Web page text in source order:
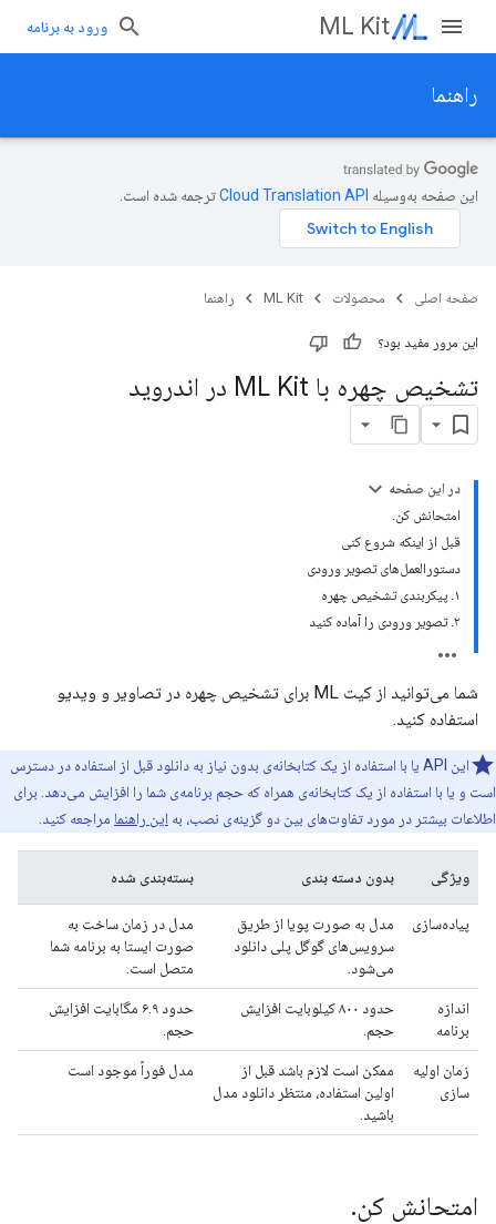
ML Kit ورود به برنامه
راهنما
این صفحه به‌وسیله ترجمه شده است.
صفحه اصلی محصولات ML Kit راهنما
این مرور مفید بود؟
تشخیص چهره با ML Kit در اندروید
در این صفحه
امتحانش کن.
قبل از اینکه شروع کنی
دستورالعمل‌های تصویر ورودی
۱. پیکربندی تشخیص چهره
۲. تصویر ورودی را آماده کنید
شما می‌توانید از کیت ML برای تشخیص چهره در تصاویر و ویدیو
استفاده کنید.
این API یا با استفاده از یک کتابخانه‌ی بدون نیاز به دانلود قبل از استفاده در دسترس
است و یا با استفاده از یک کتابخانه‌ی همراه که حجم برنامه‌ی شما را افزایش می‌دهد. برای
اطلاعات بیشتر در مورد تفاوت‌های بین دو گزینه‌ی نصب، به این راهنما مراجعه کنید.
ویژگی بدون دسته بندی بسته‌بندی شده
پیاده‌سازی
مدل به صورت پویا از طریق
سرویس‌های گوگل پلی دانلود
می‌شود.
مدل در زمان ساخت به
صورت ایستا به برنامه شما
متصل است.
اندازه
برنامه
حدود ۸۰۰ کیلوبایت افزایش
حجم.
حدود ۶.۹ مگابایت افزایش
حجم.
زمان اولیه
سازی
ممکن است لازم باشد قبل از
اولین استفاده، منتظر دانلود مدل
باشید.
مدل فوراً موجود است
امتحانش کن.